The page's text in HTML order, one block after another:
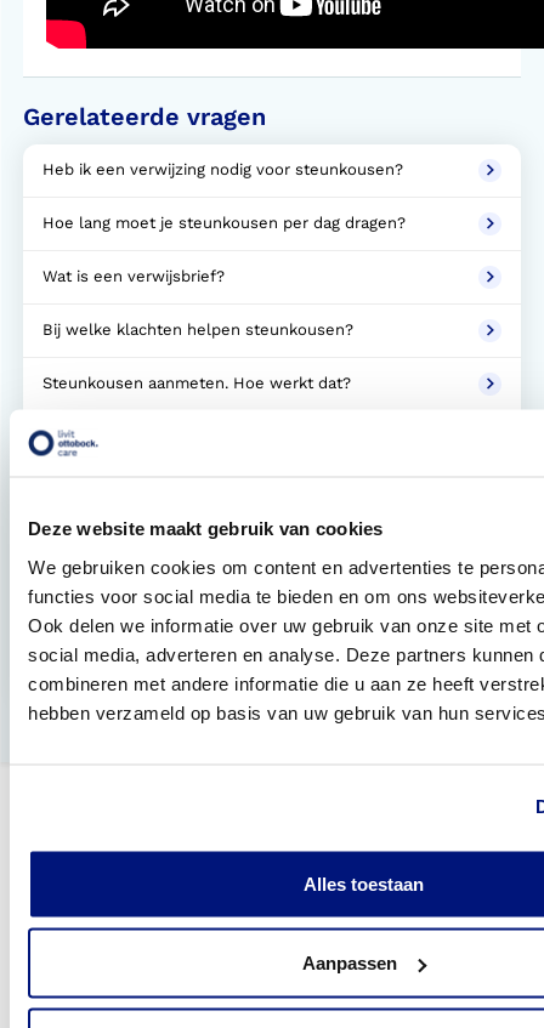
Deze website maakt gebruik van cookies
We gebruiken cookies om content en advertenties te
functies voor social media te bieden en om ons
Ook delen we informatie over uw gebruik van onze site met
social media, adverteren en analyse. Deze partners kunnen
combineren met andere informatie die u aan ze heeft
hebben verzameld op basis van uw gebruik van hun
Alles toestaan
Aanpassen
Gerelateerde vragen
Heb ik een verwijzing nodig voor steunkousen?
Hoe lang moet je steunkousen per dag dragen?
Wat is een verwijsbrief?
Bij welke klachten helpen steunkousen?
Steunkousen aanmeten. Hoe werkt dat?
Welke soorten steunkousen zijn er?
Hoe lang heb ik garantie op mijn kousen?
Wat is de levertijd van mijn steunkousen?
Hoe kan ik mijn steunkousen het beste
onderhouden?
Telefonisch bereikbaar
Veelgestelde vragen